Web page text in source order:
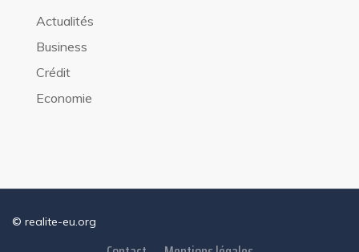
Actualités
Business
Crédit
Economie
© realite-eu.org